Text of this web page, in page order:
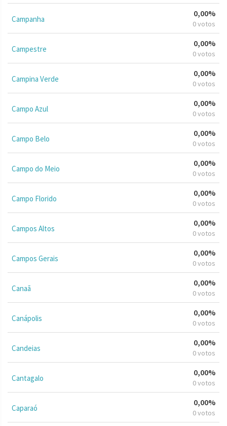
Campanha
0,00%
0 votos
Campestre
0,00%
0 votos
Campina Verde
0,00%
0 votos
Campo Azul
0,00%
0 votos
Campo Belo
0,00%
0 votos
Campo do Meio
0,00%
0 votos
Campo Florido
0,00%
0 votos
Campos Altos
0,00%
0 votos
Campos Gerais
0,00%
0 votos
Canaã
0,00%
0 votos
Canápolis
0,00%
0 votos
Candeias
0,00%
0 votos
Cantagalo
0,00%
0 votos
Caparaó
0,00%
0 votos